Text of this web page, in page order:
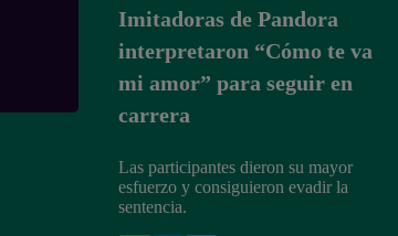
Imitadoras de Pandora
interpretaron “Cómo te va
mi amor” para seguir en
carrera
Las participantes dieron su mayor
esfuerzo y consiguieron evadir la
sentencia.